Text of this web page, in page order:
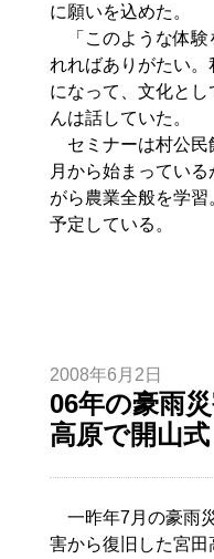
に願いを込めた。
「このような体験
れればありがたい
になって、文化と
んは話していた。
セミナーは村公民
月から始まってい
がら農業全般を学
予定している。
2008年6月2日
06年の豪雨
高原で開山式
一昨年7月の豪雨
害から復旧した宮田